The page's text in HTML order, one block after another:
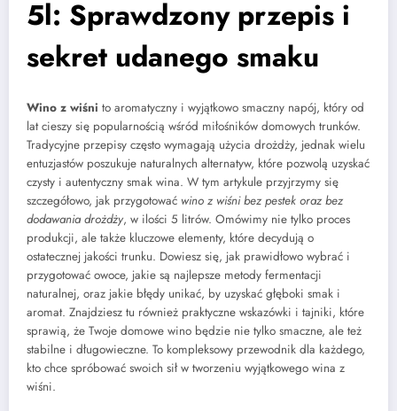
5l: Sprawdzony przepis i
sekret udanego smaku
Wino z wiśni to aromatyczny i wyjątkowo smaczny napój, który od
lat cieszy się popularnością wśród miłośników domowych trunków.
Tradycyjne przepisy często wymagają użycia drożdży, jednak wielu
entuzjastów poszukuje naturalnych alternatyw, które pozwolą uzyskać
czysty i autentyczny smak wina. W tym artykule przyjrzymy się
szczegółowo, jak przygotować wino z wiśni bez pestek oraz bez
dodawania drożdży, w ilości 5 litrów. Omówimy nie tylko proces
produkcji, ale także kluczowe elementy, które decydują o
ostatecznej jakości trunku. Dowiesz się, jak prawidłowo wybrać i
przygotować owoce, jakie są najlepsze metody fermentacji
naturalnej, oraz jakie błędy unikać, by uzyskać głęboki smak i
aromat. Znajdziesz tu również praktyczne wskazówki i tajniki, które
sprawią, że Twoje domowe wino będzie nie tylko smaczne, ale też
stabilne i długowieczne. To kompleksowy przewodnik dla każdego,
kto chce spróbować swoich sił w tworzeniu wyjątkowego wina z
wiśni.